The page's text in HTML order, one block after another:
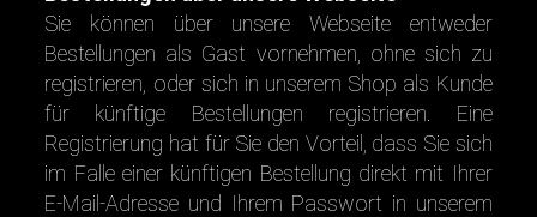
Sie können über unsere Webseite entweder
Bestellungen als Gast vornehmen, ohne sich zu
registrieren, oder sich in unserem Shop als Kunde
für künftige Bestellungen registrieren. Eine
Registrierung hat für Sie den Vorteil, dass Sie sich
im Falle einer künftigen Bestellung direkt mit Ihrer
E-Mail-Adresse und Ihrem Passwort in unserem